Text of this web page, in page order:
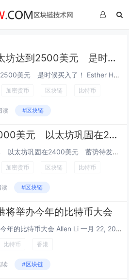
比特币的飙升和以太坊达到2500美元 是时候买入了！
比特币的飙升和以太坊达到2500美元 是时候买入了！ Esther Hui 一月 21, 2024 09:00 GMT+8...
加密货币 区块链 比特币
读 #区块链
比特币牛市守住41000美元 以太坊巩固在2400美元 蓄势待发？
比特币牛市守住41000美元 以太坊巩固在2400美元 蓄势待发？ Esther Hui 一月 22, 2024 09:00 GM...
加密货币 区块链 比特币
#区块链
将举办今年的比特币大会
立法会议员表示香港将举办今年的比特币大会 Allen Li 一月 22, 2024 16:22 GMT+8 | 0...
比特币 香港
读 #区块链